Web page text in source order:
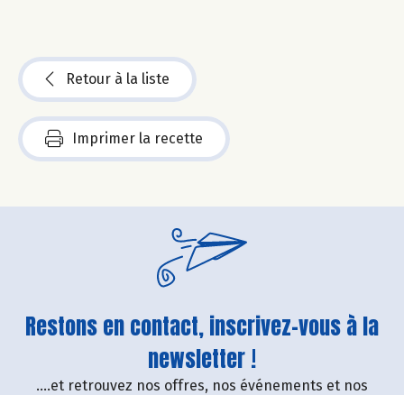
Retour à la liste
Imprimer la recette
Restons en contact, inscrivez-vous à la
newsletter !
....et retrouvez nos offres, nos événements et nos